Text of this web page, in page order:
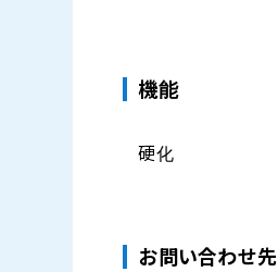
機能
硬化
お問い合わせ先